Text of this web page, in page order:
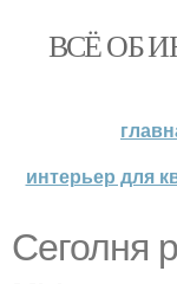
ВСЁ ОБ
интерьер для
Сеголня